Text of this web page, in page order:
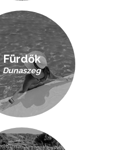
Fürdők
Dunaszeg